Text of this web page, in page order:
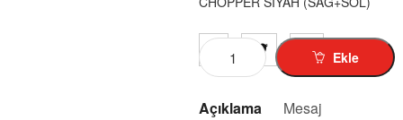
Ekle
Açıklama Mesaj